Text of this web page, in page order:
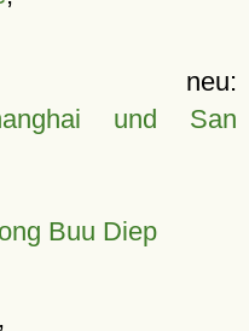
und San
Buu Diep
,